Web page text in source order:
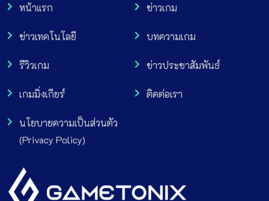
หน้าแรก ข่าวเกม
ข่าวเทคโนโลยี บทความเกม
รีวิวเกม ข่าวประชาสัมพันธ์
เกมมิ่งเกียร์ ติดต่อเรา
นโยบายความเป็นส่วนตัว
(Privacy Policy)